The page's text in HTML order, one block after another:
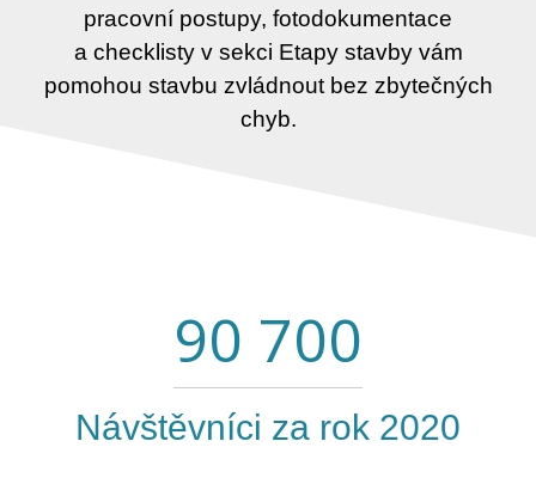
pracovní postupy, fotodokumentace
a checklisty v sekci Etapy stavby vám
pomohou stavbu zvládnout bez zbytečných
chyb.
90 700
Návštěvníci za rok 2020